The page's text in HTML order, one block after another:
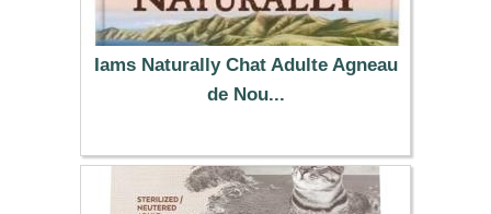
Iams Naturally Chat Adulte Agneau
de Nou...
13.99 €